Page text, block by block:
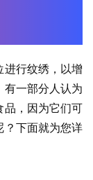
行纹绣，以增
一部分人认为
品，因为它们可
？下面就为您详